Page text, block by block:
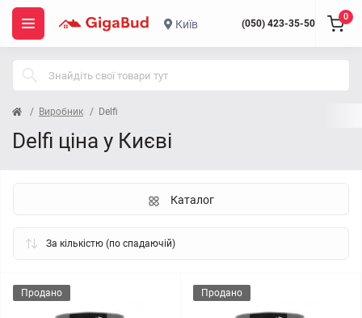
Київ (050) 423-35-50
0
Виробник Delfi
Delfi ціна у Києві
Каталог
Продано Продано